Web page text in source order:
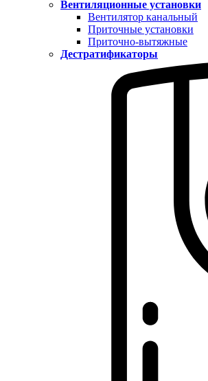
Вентиляционные установки
Вентилятор канальный
Приточные установки
Приточно-вытяжные
Дестратификаторы